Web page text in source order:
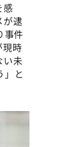
感
が逮
事件
現時
い未
」と